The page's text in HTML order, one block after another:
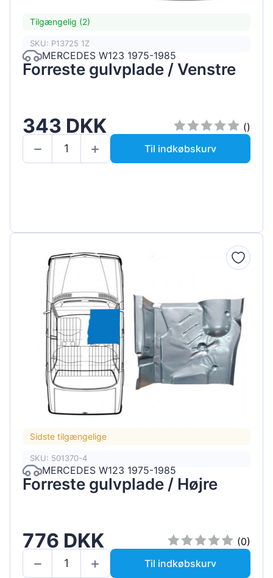
Tilgængelig (2)
SKU: P13725 1Z
MERCEDES W123 1975-1985
Forreste gulvplade / Venstre
343 DKK
()
Til indkøbskurv
Sidste tilgængelige
SKU: 501370-4
MERCEDES W123 1975-1985
Forreste gulvplade / Højre
776 DKK
(0)
Til indkøbskurv